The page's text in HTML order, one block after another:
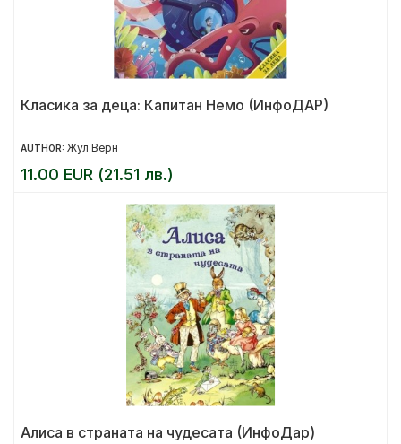
Класика за деца: Капитан Немо (ИнфоДАР)
AUTHOR: Жул Верн
11.00 EUR (21.51 лв.)
Алиса в страната на чудесата (ИнфоДар)